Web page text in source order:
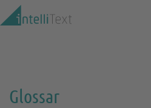
Zum Hauptinhalt springen
Glossar